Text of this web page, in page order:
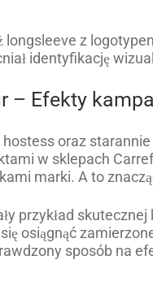
z
identyfikację
– Efekty
oraz
w sklepach
marki. A to
przykład
osiągnąć
sposób na